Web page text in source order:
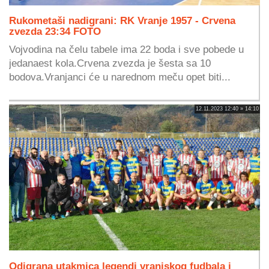
Rukometaši nadigrani: RK Vranje 1957 - Crvena
zvezda 23:34 FOTO
Vojvodina na čelu tabele ima 22 boda i sve pobede u
jedanaest kola.Crvena zvezda je šesta sa 10
bodova.Vranjanci će u narednom meču opet biti...
12.11.2023 12:40 » 14:10
Odigrana utakmica legendi vranjskog fudbala i